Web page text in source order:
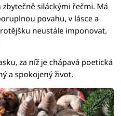
siláckými řečmi. Má
povahu, v lásce a
neustále imponovat,
za níž je chápavá poetická
a spokojený život.